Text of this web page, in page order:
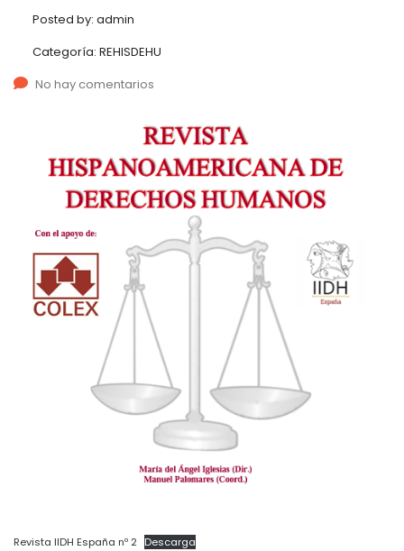
Posted by: admin
Categoría: REHISDEHU
No hay comentarios
Revista IIDH España nº 2 Descarga